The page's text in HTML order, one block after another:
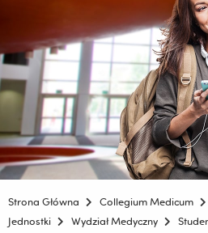
Strona Główna Collegium Medicum
Jednostki
Wydział Medyczny